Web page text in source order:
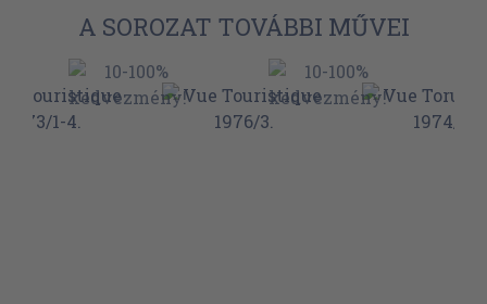
A SOROZAT TOVÁBBI MŰVEI